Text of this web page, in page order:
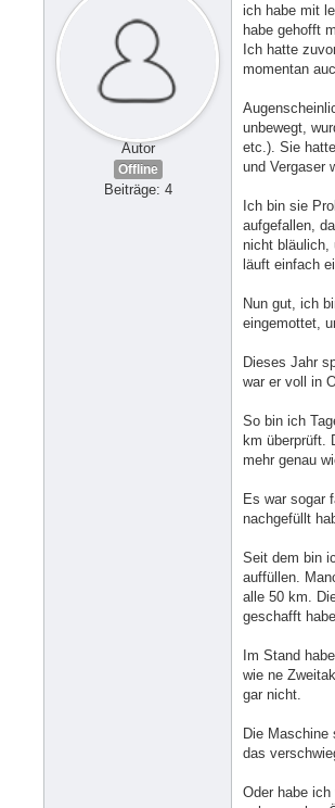
Autor
Offline
Beiträge: 4
ich habe mit
habe gehofft
Ich hatte
momentan
unbewegt,
etc.). Sie
und Vergaser
Ich bin sie
aufgefallen,
nicht bläulich,
läuft einfach
Nun gut, ich
eingemottet,
Dieses Jahr
war er voll in
So bin ich
km überprüft.
mehr genau
Es war sogar
nachgefüllt
Seit dem bin
auffüllen.
alle 50 km.
geschafft
Im Stand
wie ne
gar nicht.
Die Maschine
das
Oder habe